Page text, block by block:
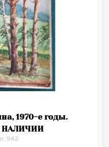
1970-е годы.
НАЛИЧИИ
942